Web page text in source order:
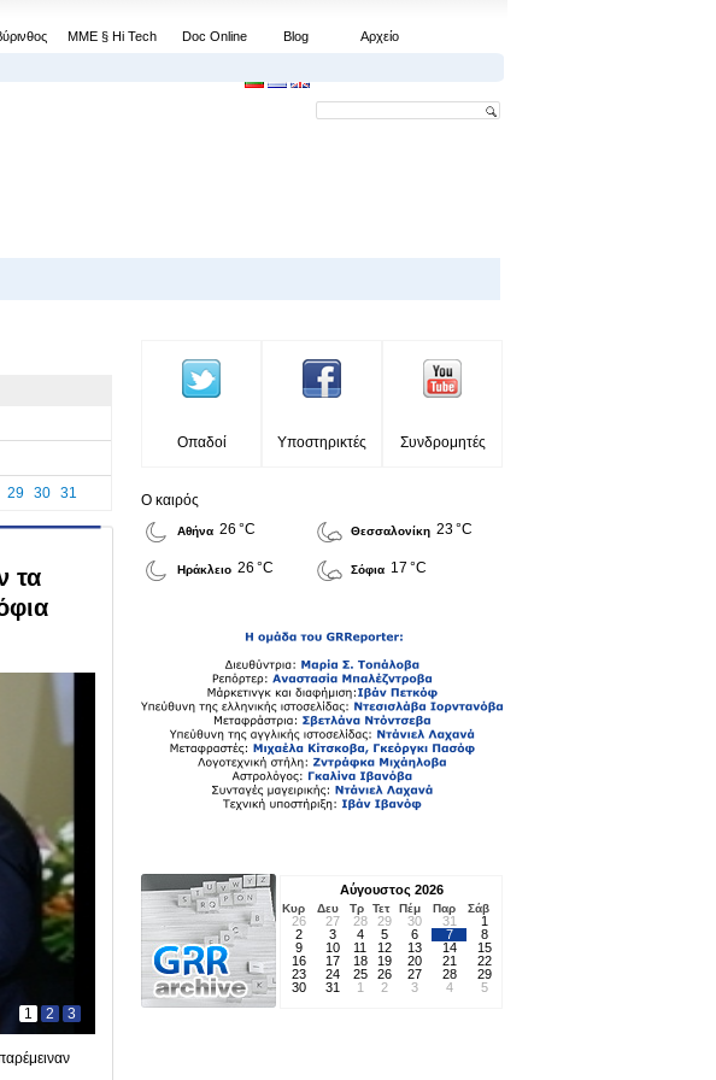
МΜΕ § Hi Tech Doc Online Blog Αρχείο
29 30 31
τα
3
2
1
Οπαδοί Υποστηρικτές Συνδρομητές
Ο καιρός
Αθήνα 26 °C Θεσσαλονίκη 23 °C
Ηράκλειο 26 °C Σόφια 17 °C
Αύγουστος 2026
Κυρ Δευ Τρ Τετ Πέμ Παρ Σάβ
26 27 28 29 30 31
1
2
3 4 5 6 7
8
9
10 11 12 13 14
15
16
17 18 19 20 21
22
23
24 25 26 27 28
29
30
31 1 2 3 4 5